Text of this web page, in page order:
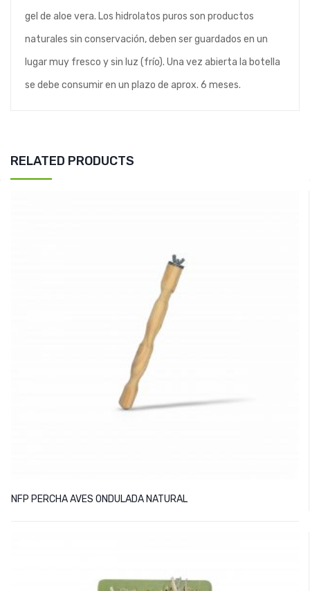
gel de aloe vera. Los hidrolatos puros son productos
naturales sin conservación, deben ser guardados en un
lugar muy fresco y sin luz (frío). Una vez abierta la botella
se debe consumir en un plazo de aprox. 6 meses.
RELATED PRODUCTS
NFP PERCHA AVES ONDULADA NATURAL